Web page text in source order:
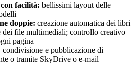
facilità: bellissimi layout delle
doppie: creazione automatica dei libri
dei file multimediali; controllo creativo
pagina
condivisione e pubblicazione di
o tramite SkyDrive o e-mail